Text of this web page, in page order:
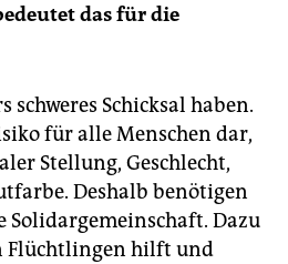
das für die
schweres Schicksal haben.
für alle Menschen dar,
Stellung, Geschlecht,
Deshalb benötigen
Dazu
Flüchtlingen hilft und